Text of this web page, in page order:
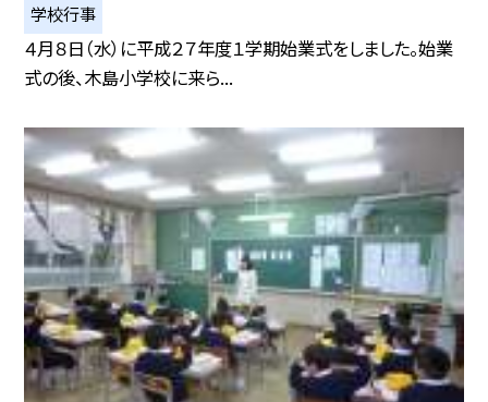
学校行事
４月８日（水）に平成２７年度１学期始業式をしました。始業
式の後、木島小学校に来ら...